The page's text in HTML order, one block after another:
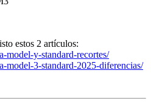
estos 2 artículos:
model-y-standard-recortes/
model-3-standard-2025-diferencias/